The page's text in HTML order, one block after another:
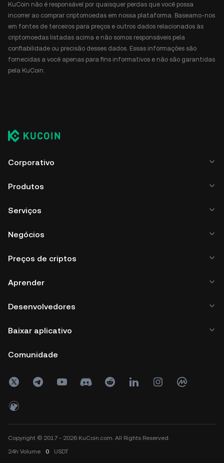
KuCoin não é responsável por quaisquer perdas que você possa
incorrer ao comprar criptomoedas em nossa plataforma. Baseamo-nos
em fontes de terceiros para preços e outros dados relacionados às
criptomoedas listadas acima e não somos responsáveis pela
confiabilidade ou precisão desses dados. Essas informações são
fornecidas a você apenas para fins informativos e não são garantidas
pela KuCoin.
Corporativo
Produtos
Serviços
Negócios
Preços de criptos
Aprender
Desenvolvedores
Baixar aplicativo
Comunidade
Copyright © 2017 - 2026 KuCoin.com. All Rights Reserved.
24h Volume 0 USDT